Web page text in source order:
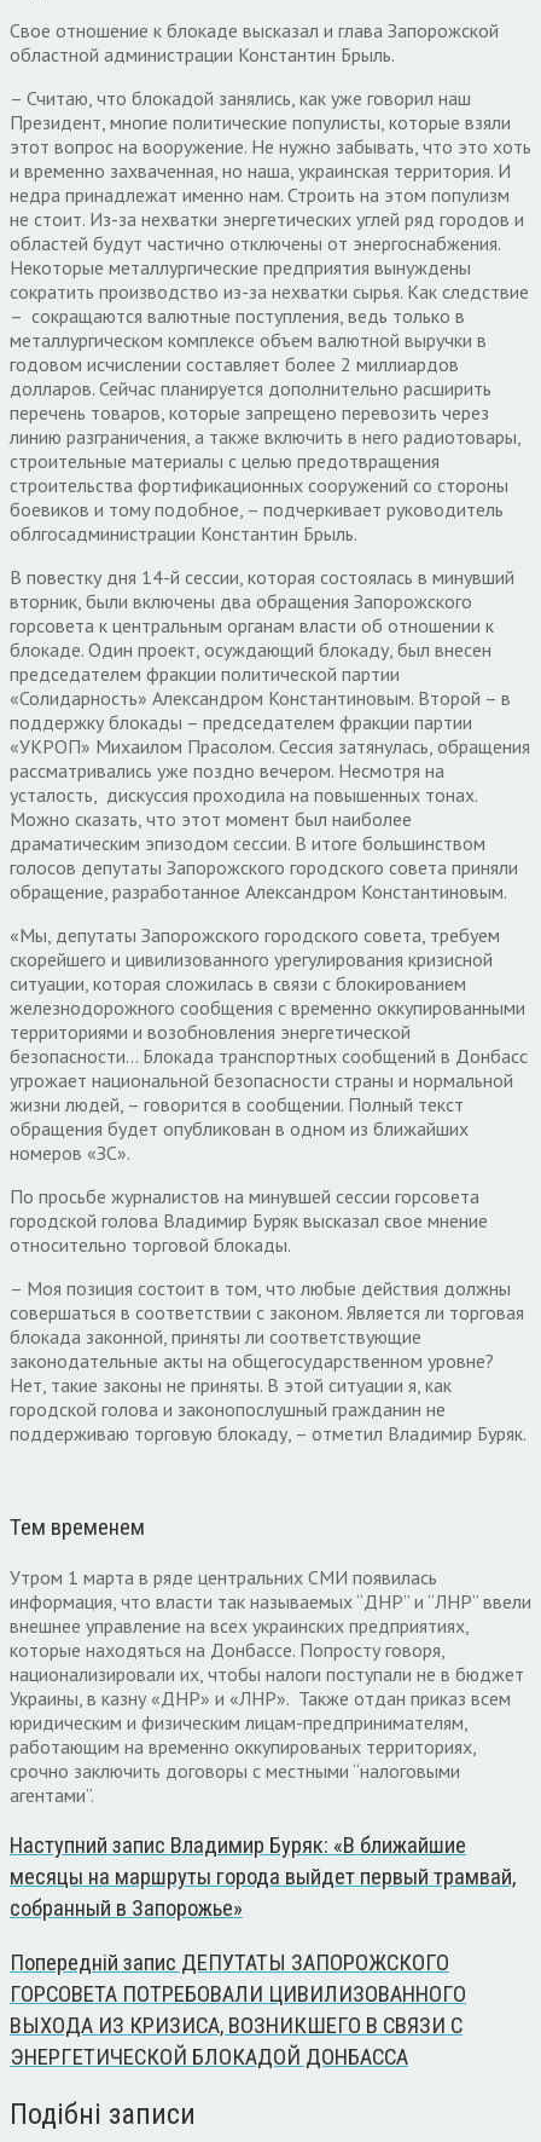
Свое отношение к блокаде высказал и глава Запорожской
областной администрации Константин Брыль.
– Считаю, что блокадой занялись, как уже говорил наш
Президент, многие политические популисты, которые взяли
этот вопрос на вооружение. Не нужно забывать, что это хоть
и временно захваченная, но наша, украинская территория. И
недра принадлежат именно нам. Строить на этом популизм
не стоит. Из-за нехватки энергетических углей ряд городов и
областей будут частично отключены от энергоснабжения.
Некоторые металлургические предприятия вынуждены
сократить производство из-за нехватки сырья. Как следствие
– сокращаются валютные поступления, ведь только в
металлургическом комплексе объем валютной выручки в
годовом исчислении составляет более 2 миллиардов
долларов. Сейчас планируется дополнительно расширить
перечень товаров, которые запрещено перевозить через
линию разграничения, а также включить в него радиотовары,
строительные материалы с целью предотвращения
строительства фортификационных сооружений со стороны
боевиков и тому подобное, – подчеркивает руководитель
облгосадминистрации Константин Брыль.
В повестку дня 14-й сессии, которая состоялась в минувший
вторник, были включены два обращения Запорожского
горсовета к центральным органам власти об отношении к
блокаде. Один проект, осуждающий блокаду, был внесен
председателем фракции политической партии
«Солидарность» Александром Константиновым. Второй – в
поддержку блокады – председателем фракции партии
«УКРОП» Михаилом Прасолом. Сессия затянулась, обращения
рассматривались уже поздно вечером. Несмотря на
усталость, дискуссия проходила на повышенных тонах.
Можно сказать, что этот момент был наиболее
драматическим эпизодом сессии. В итоге большинством
голосов депутаты Запорожского городского совета приняли
обращение, разработанное Александром Константиновым.
«Мы, депутаты Запорожского городского совета, требуем
скорейшего и цивилизованного урегулирования кризисной
ситуации, которая сложилась в связи с блокированием
железнодорожного сообщения с временно оккупированными
территориями и возобновления энергетической
безопасности… Блокада транспортных сообщений в Донбасс
угрожает национальной безопасности страны и нормальной
жизни людей, – говорится в сообщении. Полный текст
обращения будет опубликован в одном из ближайших
номеров «ЗС».
По просьбе журналистов на минувшей сессии горсовета
городской голова Владимир Буряк высказал свое мнение
относительно торговой блокады.
– Моя позиция состоит в том, что любые действия должны
совершаться в соответствии с законом. Является ли торговая
блокада законной, приняты ли соответствующие
законодательные акты на общегосударственном уровне?
Нет, такие законы не приняты. В этой ситуации я, как
городской голова и законопослушный гражданин не
поддерживаю торговую блокаду, – отметил Владимир Буряк.
Тем временем
Утром 1 марта в ряде центральних СМИ появилась
информация, что власти так называемых “ДНР” и “ЛНР” ввели
внешнее управление на всех украинских предприятиях,
которые находяться на Донбассе. Попросту говоря,
национализировали их, чтобы налоги поступали не в бюджет
Украины, в казну «ДНР» и «ЛНР». Также отдан приказ всем
юридическим и физическим лицам-предпринимателям,
работающим на временно оккупированых территориях,
срочно заключить договоры с местными “налоговыми
агентами”.
Наступний запис Владимир Буряк: «В ближайшие
месяцы на маршруты города выйдет первый трамвай,
собранный в Запорожье»
Попередній запис ДЕПУТАТЫ ЗАПОРОЖСКОГО
ГОРСОВЕТА ПОТРЕБОВАЛИ ЦИВИЛИЗОВАННОГО
ВЫХОДА ИЗ КРИЗИСА, ВОЗНИКШЕГО В СВЯЗИ С
ЭНЕРГЕТИЧЕСКОЙ БЛОКАДОЙ ДОНБАССА
Подібні записи